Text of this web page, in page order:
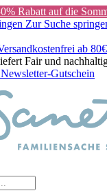
Rabatt auf die
Zur Suche
ab
Fair und
Gutschein